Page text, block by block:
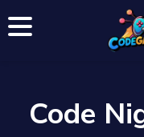
Code